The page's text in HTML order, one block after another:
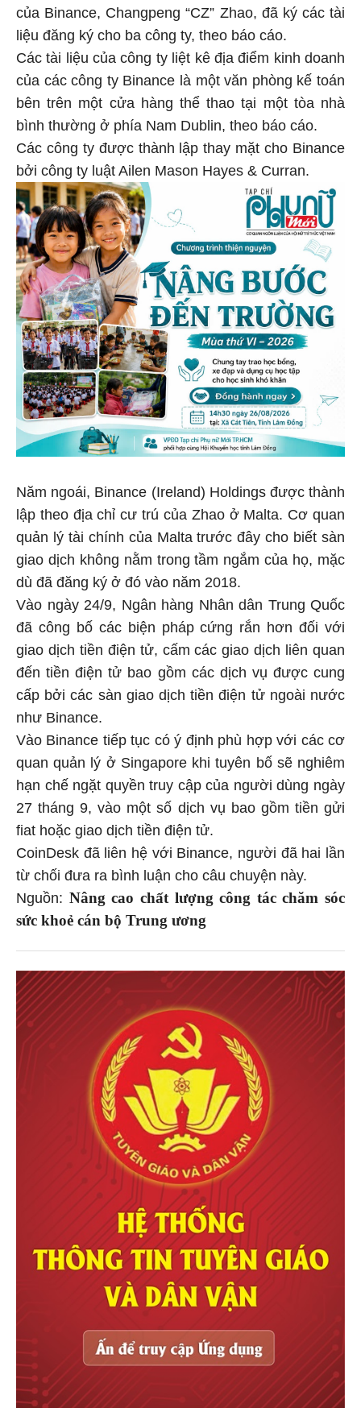
của Binance, Changpeng “CZ” Zhao, đã ký các tài
liệu đăng ký cho ba công ty, theo báo cáo.
Các tài liệu của công ty liệt kê địa điểm kinh doanh
của các công ty Binance là một văn phòng kế toán
bên trên một cửa hàng thể thao tại một tòa nhà
bình thường ở phía Nam Dublin, theo báo cáo.
Các công ty được thành lập thay mặt cho Binance
bởi công ty luật Ailen Mason Hayes & Curran.
Năm ngoái, Binance (Ireland) Holdings được thành
lập theo địa chỉ cư trú của Zhao ở Malta. Cơ quan
quản lý tài chính của Malta trước đây cho biết sàn
giao dịch không nằm trong tầm ngắm của họ, mặc
dù đã đăng ký ở đó vào năm 2018.
Vào ngày 24/9, Ngân hàng Nhân dân Trung Quốc
đã công bố các biện pháp cứng rắn hơn đối với
giao dịch tiền điện tử, cấm các giao dịch liên quan
đến tiền điện tử bao gồm các dịch vụ được cung
cấp bởi các sàn giao dịch tiền điện tử ngoài nước
như Binance.
Vào Binance tiếp tục có ý định phù hợp với các cơ
quan quản lý ở Singapore khi tuyên bố sẽ nghiêm
hạn chế ngặt quyền truy cập của người dùng ngày
27 tháng 9, vào một số dịch vụ bao gồm tiền gửi
fiat hoặc giao dịch tiền điện tử.
CoinDesk đã liên hệ với Binance, người đã hai lần
từ chối đưa ra bình luận cho câu chuyện này.
Nguồn: Nâng cao chất lượng công tác chăm sóc
sức khoẻ cán bộ Trung ương